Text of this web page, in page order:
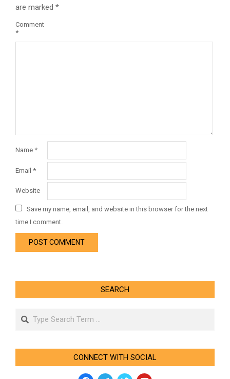
are marked *
Comment
*
Name *
Email *
Website
Save my name, email, and website in this browser for the next
time I comment.
SEARCH
Search
CONNECT WITH SOCIAL